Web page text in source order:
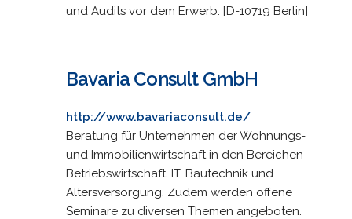
und Audits vor dem Erwerb. [D-10719 Berlin]
Bavaria Consult GmbH
http://www.bavariaconsult.de/
Beratung für Unternehmen der Wohnungs-
und Immobilienwirtschaft in den Bereichen
Betriebswirtschaft, IT, Bautechnik und
Altersversorgung. Zudem werden offene
Seminare zu diversen Themen angeboten.